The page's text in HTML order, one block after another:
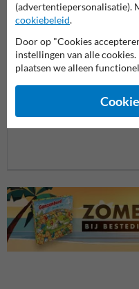
(advertentiepersonalisatie).
cookiebeleid.
Door op "Cookies
instellingen van alle
plaatsen we alleen